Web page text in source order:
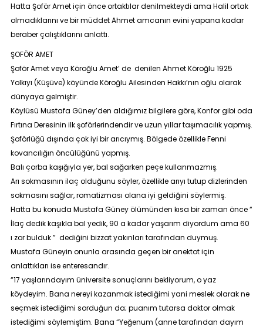
Hatta Şoför Amet için önce ortaktılar denilmekteydi ama Halil ortak
olmadıklarını ve bir müddet Ahmet amcanın evini yapana kadar
beraber çalıştıklarını anlattı.
ŞOFÖR AMET
Şoför Amet veya Köroğlu Amet’ de denilen Ahmet Köroğlu 1925
Yolkıyı (Küşüve) köyünde Köroğlu Ailesinden Hakkı’nın oğlu olarak
dünyaya gelmiştir.
Köylüsü Mustafa Güney’den aldığımız bilgilere göre, Konfor gibi oda
Fırtına Deresinin ilk şoförlerindendir ve uzun yıllar taşımacılık yapmış.
Şoförlüğü dışında çok iyi bir arıcıymış. Bölgede özellikle Fenni
kovancılığın öncülüğünü yapmış.
Balı çorba kaşığıyla yer, bal sağarken peçe kullanmazmış.
Arı sokmasının ilaç olduğunu söyler, özellikle arıyı tutup dizlerinden
sokmasını sağlar, romatizması olana iyi geldiğini söylermiş.
Hatta bu konuda Mustafa Güney ölümünden kısa bir zaman önce “
İlaç dedik kaşıkla bal yedik, 90 a kadar yaşarım diyordum ama 60
ı zor bulduk” dediğini bizzat yakınları tarafından duymuş.
Mustafa Güneyin onunla arasında geçen bir anektot için
anlattıkları ise enteresandır.
“17 yaşlarındayım üniversite sonuçlarını bekliyorum, o yaz
köydeyim. Bana nereyi kazanmak istediğimi yani meslek olarak ne
seçmek istediğimi sorduğun da; puanım tutarsa doktor olmak
istediğimi söylemiştim. Bana “Yeğenum (anne tarafından dayım